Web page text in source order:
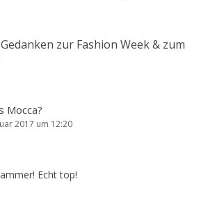
Gedanken zur Fashion Week & zum
Mocca?
2017 um 12:20
Echt top!